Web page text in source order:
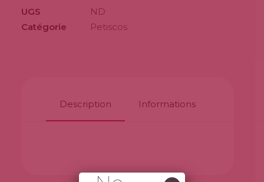
de
Porco
UGS
ND
Catégorie
Petiscos
Description Informations